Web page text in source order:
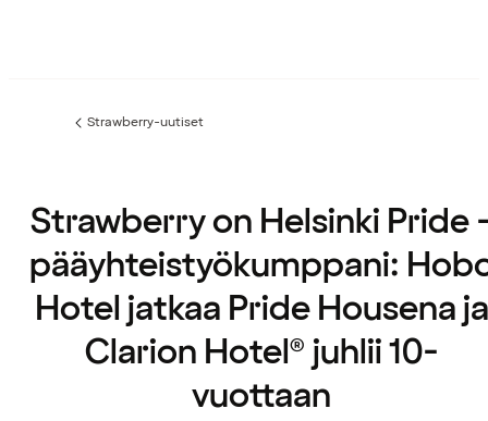
Edellinen
Strawberry-uutiset
Strawberry on Helsinki Pride
pääyhteistyökumppani:
Hotel jatkaa Pride Housena ja
Clarion Hotel® juhlii 10-
vuottaan